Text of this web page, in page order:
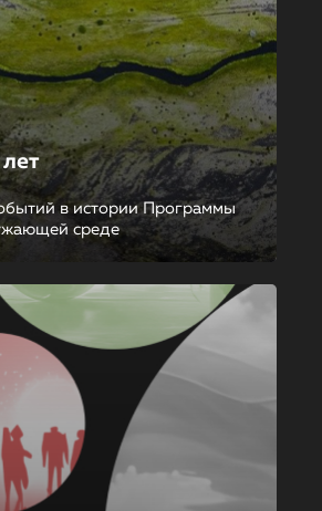
в истории Программы
среде